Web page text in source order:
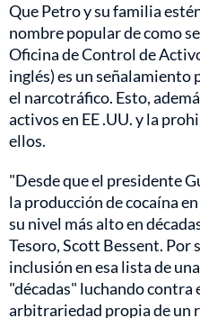
Que Petro y su familia estén
nombre popular de como
Oficina de Control de
inglés) es un
el narcotráfico. Esto,
activos en EE .UU. y la
ellos.
"Desde que el presidente
la producción de cocaína
su nivel más alto en
Tesoro, Scott Bessent. Por
inclusión en esa lista de
"décadas" luchando contra
arbitrariedad propia de un